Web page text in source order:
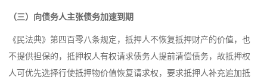
（三）向债务人主张债务加速到期
《民法典》第四百零八条规定，抵押人不恢复抵押财产的价值，也
不提供担保的，抵押权人有权请求债务人提前清偿债务，故抵押权
人可优先选择行使抵押物价值恢复请求权，要求抵押人补充追加抵